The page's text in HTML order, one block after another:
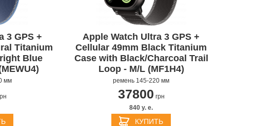
PLUS APPLE IPHONE 14
3 GPS +
Titanium
Blue
мм
Apple Watch Ultra 3 GPS +
Cellular 49mm Black Titanium
Case with Black/Charcoal Trail
Loop - M/L (MF1H4)
ремень 145-220 мм
37800 грн
840 y. e.
КУПИТЬ